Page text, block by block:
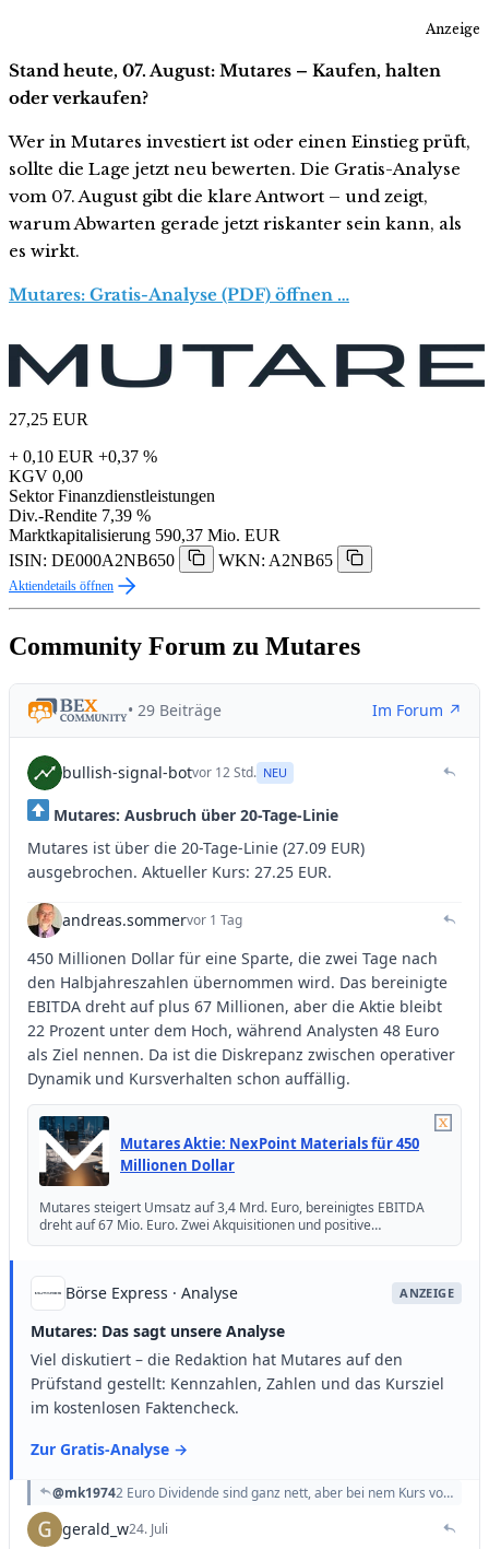
Anzeige
Stand heute, 07. August: Mutares – Kaufen, halten
oder verkaufen?
Wer in Mutares investiert ist oder einen Einstieg prüft,
sollte die Lage jetzt neu bewerten. Die Gratis-Analyse
vom 07. August gibt die klare Antwort – und zeigt,
warum Abwarten gerade jetzt riskanter sein kann, als
es wirkt.
Mutares: Gratis-Analyse (PDF) öffnen …
27,25 EUR
+ 0,10 EUR +0,37 %
KGV 0,00
Sektor Finanzdienstleistungen
Div.-Rendite 7,39 %
Marktkapitalisierung 590,37 Mio. EUR
ISIN: DE000A2NB650
WKN: A2NB65
Aktiendetails öffnen
Community Forum zu Mutares